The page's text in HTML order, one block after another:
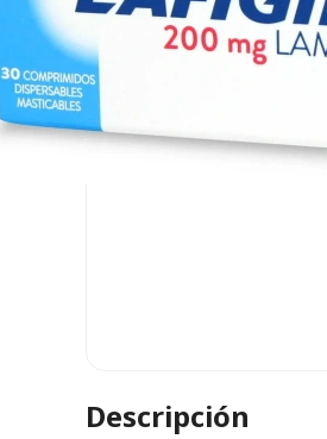
Descripción